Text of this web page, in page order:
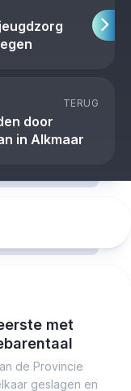
TERUG
door
in Alkmaar
met
de Provincie
geslagen en